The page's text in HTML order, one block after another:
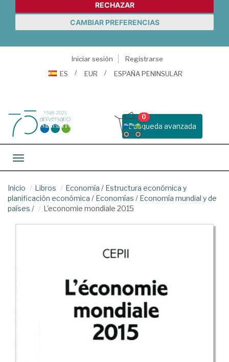
RECHAZAR
CAMBIAR PREFERENCIAS
Iniciar sesión
Registrarse
ES
EUR ESPAÑA PENINSULAR
Busqueda avanzada
0
Toggle navigation
Inicio Libros Economía / Estructura económica y
planificación económica / Economías / Economía mundial y de
países / L'economie mondiale 2015